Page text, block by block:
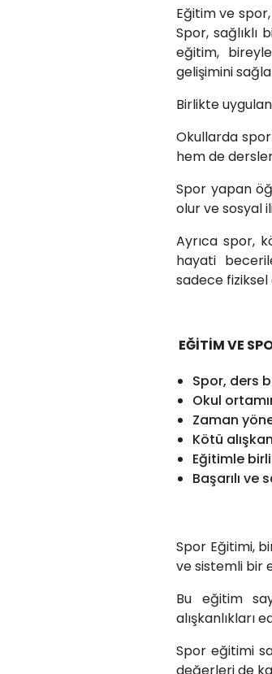
Eğitim ve
Spor, sağlıklı
eğitim,
gelişimini
Birlikte
Okullarda
hem de
Spor yapan
olur ve sosyal
Ayrıca spor,
hayati
sadece
EĞİTİM VE
Spor, ders
Okul
Zaman
Kötü
Eğitimle
Başarılı ve
Spor Eğitimi,
ve sistemli bir
Bu eğitim
alışkanlıkları
Spor eğitimi
değerleri de